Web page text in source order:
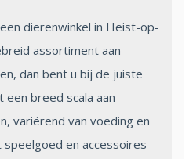
dierenwinkel in Heist-op-
assortiment aan
dan bent u bij de juiste
een breed scala aan
variërend van voeding en
en accessoires